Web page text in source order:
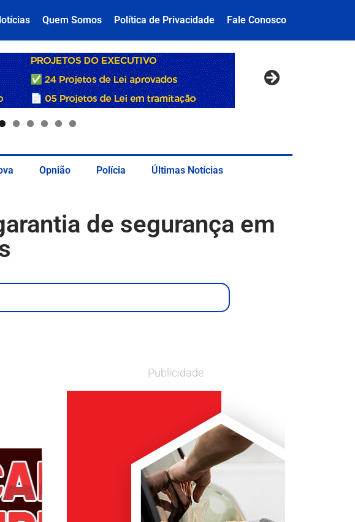
Quem Somos Política de Privacidade Fale Conosco
Opnião Polícia Últimas Notícias
de segurança em
Publicidade